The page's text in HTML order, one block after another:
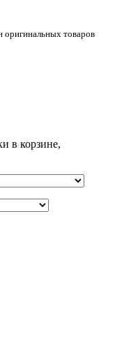
оригинальных товаров
в корзине,